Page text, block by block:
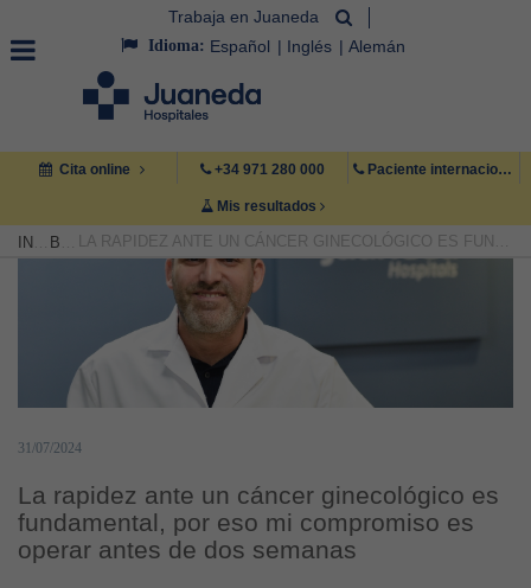
Trabaja en Juaneda
Idioma: Español Inglés Alemán
Cita online +34 971 280 000 Paciente internacional +34 971 222 222
Mis resultados
INICIO BLOG LA RAPIDEZ ANTE UN CÁNCER GINECOLÓGICO ES FUNDAMENTAL, POR ESO MI COMPROMISO ES OPERAR ANTES DE DOS SEMANAS
31/07/2024
La rapidez ante un cáncer ginecológico es
fundamental, por eso mi compromiso es
operar antes de dos semanas